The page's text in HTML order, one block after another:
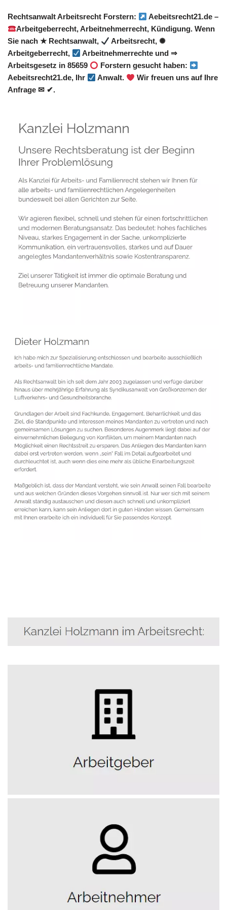
Rechtsanwalt Arbeitsrecht Forstern:
Aebeitsrecht21.de –
Arbeitgeberrecht, Arbeitnehmerrecht, Kündigung. Wenn
Sie nach ★ Rechtsanwalt,
Arbeitsrecht, ✺
Arbeitgeberrecht,
Arbeitnehmerrechte und ⇒
Arbeitsgesetz in 85659
Forstern gesucht haben:
Aebeitsrecht21.de, Ihr
Anwalt.
Wir freuen uns auf Ihre
Anfrage ✉ ✔.